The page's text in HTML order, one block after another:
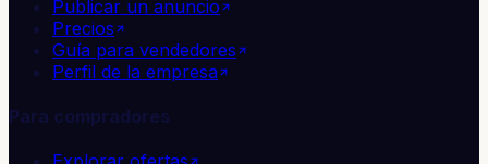
Publicar un anuncio
Precios
Guía para vendedores
Perfil de la empresa
Para compradores